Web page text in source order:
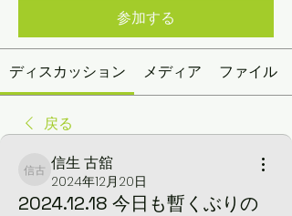
参加する
ディスカッション メディア ファイル
戻る
信生 古舘
信生 古舘
2024年12月20日
2024.12.18 今日も暫くぶりの